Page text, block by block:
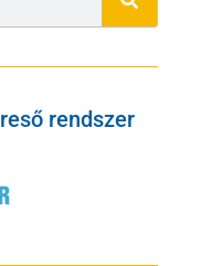
rendszer